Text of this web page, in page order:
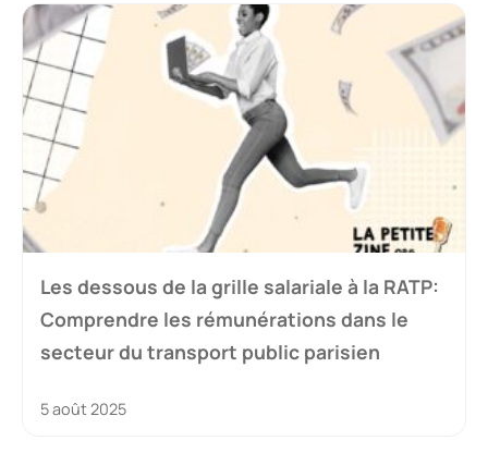
Les dessous de la grille salariale à la RATP:
Comprendre les rémunérations dans le
secteur du transport public parisien
5 août 2025